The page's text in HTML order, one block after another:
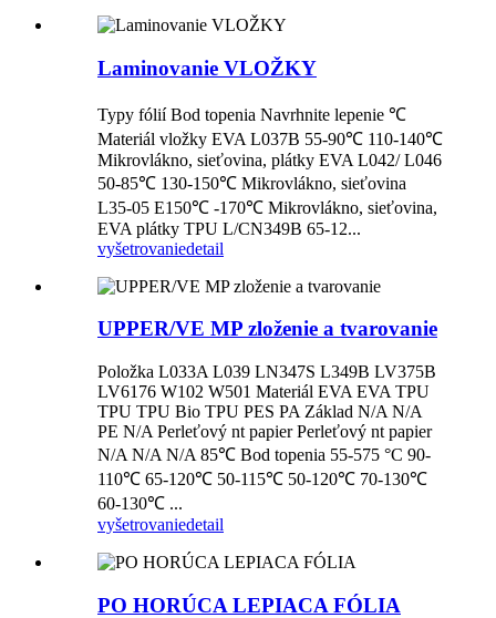
Laminovanie VLOŽKY
Typy fólií Bod topenia Navrhnite lepenie ℃
Materiál vložky EVA L037B 55-90℃ 110-140℃
Mikrovlákno, sieťovina, plátky EVA L042/ L046
50-85℃ 130-150℃ Mikrovlákno, sieťovina
L35-05 E150℃ -170℃ Mikrovlákno, sieťovina,
EVA plátky TPU L/CN349B 65-12...
vyšetrovaniedetail
UPPER/VE MP zloženie a tvarovanie
Položka L033A L039 LN347S L349B LV375B
LV6176 W102 W501 Materiál EVA EVA TPU
TPU TPU Bio TPU PES PA Základ N/A N/A
PE N/A Perleťový nt papier Perleťový nt papier
N/A N/A N/A 85℃ Bod topenia 55-575 °C 90-
110℃ 65-120℃ 50-115℃ 50-120℃ 70-130℃
60-130℃ ...
vyšetrovaniedetail
PO HORÚCA LEPIACA FÓLIA